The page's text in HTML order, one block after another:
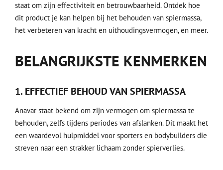
staat om zijn effectiviteit en betrouwbaarheid. Ontdek hoe
dit product je kan helpen bij het behouden van spiermassa,
het verbeteren van kracht en uithoudingsvermogen, en meer.
BELANGRIJKSTE KENMERKEN
1. EFFECTIEF BEHOUD VAN SPIERMASSA
Anavar staat bekend om zijn vermogen om spiermassa te
behouden, zelfs tijdens periodes van afslanken. Dit maakt het
een waardevol hulpmiddel voor sporters en bodybuilders die
streven naar een strakker lichaam zonder spierverlies.